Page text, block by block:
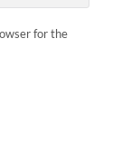
for the